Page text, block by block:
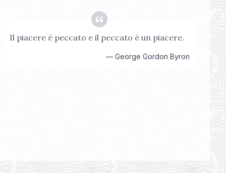
Il piacere è peccato e il peccato è un piacere.
— George Gordon Byron